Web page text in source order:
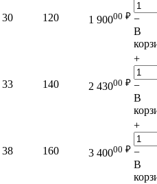
30 120 1 90000 ₽ −
В
33 140 2 43000 ₽
+
−
В
38 160 3 40000 ₽
+
−
В